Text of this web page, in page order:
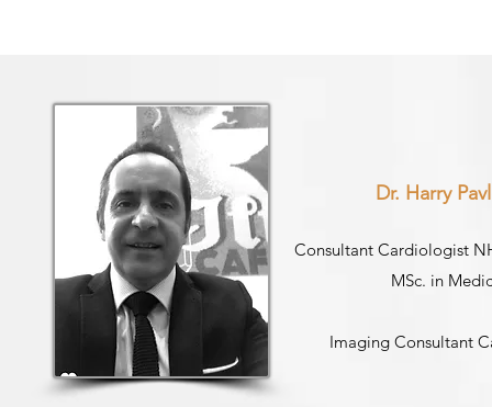
Dr. Harry
Consultant Cardiologist
MSc. in
Imaging Consultant